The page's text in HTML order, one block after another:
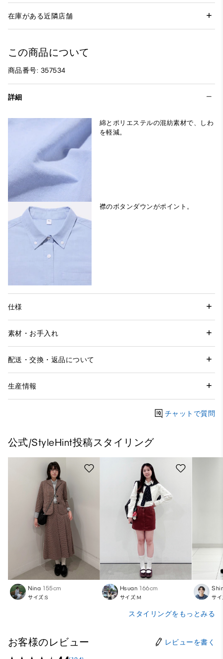
在庫がある近隣店舗
この商品について
商品番号: 357534
詳細
綿とポリエステルの混紡素材で、しわ
を軽減。
襟のボタンダウンがポイント。
仕様
素材・お手入れ
配送・交換・返品について
生産情報
チャットで質問
公式/StyleHint投稿スタイリング
Nina 155cm
サイズ:S
Hsuan 166cm
サイズ:M サ
スタイリングをもっとみる
お客様のレビュー レビューを書く